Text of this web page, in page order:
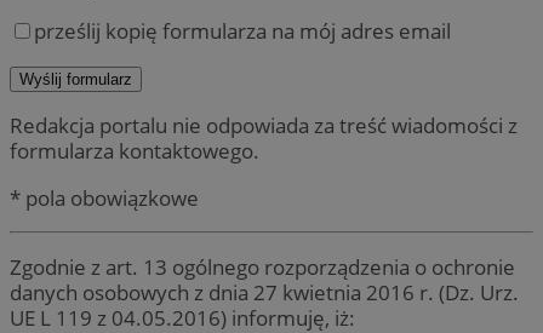
prześlij kopię formularza na mój adres email
Redakcja portalu nie odpowiada za treść wiadomości z
formularza kontaktowego.
* pola obowiązkowe
Zgodnie z art. 13 ogólnego rozporządzenia o ochronie
danych osobowych z dnia 27 kwietnia 2016 r. (Dz. Urz.
UE L 119 z 04.05.2016) informuję, iż: